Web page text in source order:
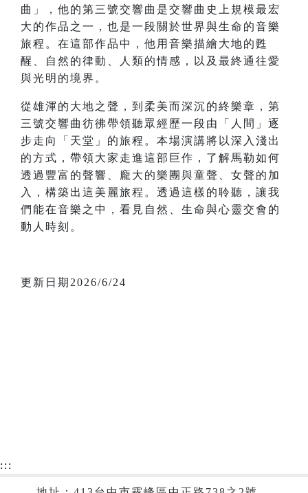
曲」，他的第三號交響曲是交響曲史上規模最宏
大的作品之一，也是一段關於世界與生命的音樂
旅程。在這部作品中，他用音樂描繪大地的甦
醒、自然的律動、人類的情感，以及最終通往愛
與光明的境界。
從雄渾的大地之聲，到柔美而深沉的終樂章，第
三號交響曲彷彿帶領聽眾經歷一段由「人間」逐
步走向「天堂」的旅程。本場演講將以深入淺出
的方式，帶領大家走進這部巨作，了解馬勒如何
透過豐富的聲響、龐大的樂團與童聲、女聲的加
入，構築出這美麗旅程。透過這樣的聆聽，讓我
們能在音樂之中，看見自然、生命與心靈交會的
動人時刻。
更新日期2026/6/24
:::